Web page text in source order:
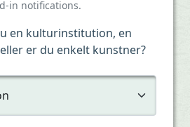
in notifications.
en kulturinstitution, en
er du enkelt kunstner?